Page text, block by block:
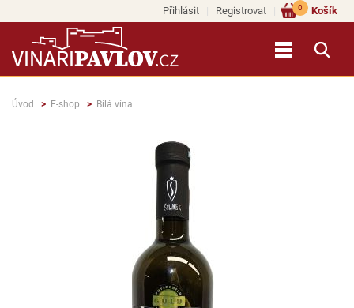
Přihlásit Registrovat Košík
0
Úvod E-shop Bílá vína